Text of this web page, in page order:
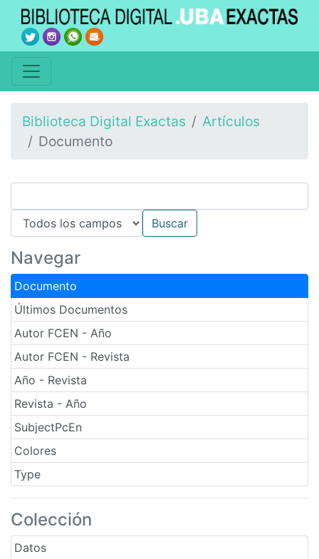
Biblioteca Digital Exactas
Artículos
Documento
Navegar
Documento
Últimos Documentos
Autor FCEN - Año
Autor FCEN - Revista
Año - Revista
Revista - Año
SubjectPcEn
Colores
Type
Colección
Datos